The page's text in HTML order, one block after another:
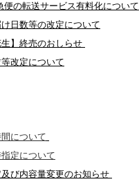
便の転送サービス有料化について
日数等の改定について
生】終売のおしらせ
改定について
について
定について
び内容量変更のお知らせ